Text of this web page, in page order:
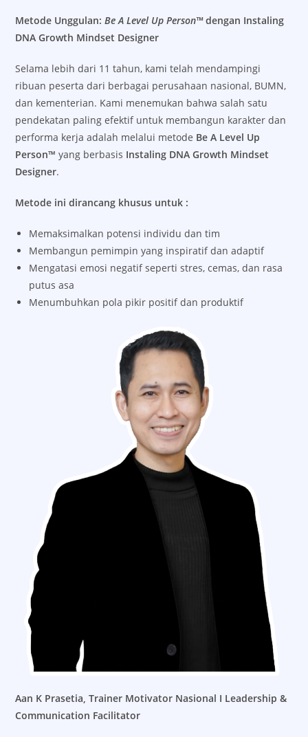
Metode Unggulan:Be A Level Up Person™ dengan Instaling
DNA Growth Mindset Designer
Selama lebih dari 11 tahun, kami telah mendampingi
ribuan peserta dari berbagai perusahaan nasional, BUMN,
dan kementerian. Kami menemukan bahwa salah satu
pendekatan paling efektif untuk membangun karakter dan
performa kerja adalah melalui metode Be A Level Up
Person™ yang berbasis Instaling DNA Growth Mindset
Designer.
Metode ini dirancang khusus untuk :
Memaksimalkan potensi individu dan tim
Membangun pemimpin yang inspiratif dan adaptif
Mengatasi emosi negatif seperti stres, cemas, dan rasa
putus asa
Menumbuhkan pola pikir positif dan produktif
Aan K Prasetia, Trainer Motivator Nasional I Leadership &
Communication Facilitator